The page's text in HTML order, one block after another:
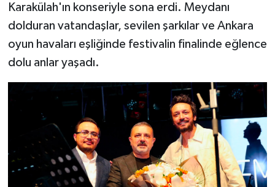
Karakülah'ın konseriyle sona erdi. Meydanı
dolduran vatandaşlar, sevilen şarkılar ve Ankara
oyun havaları eşliğinde festivalin finalinde eğlence
dolu anlar yaşadı.
Spor
Vasıta